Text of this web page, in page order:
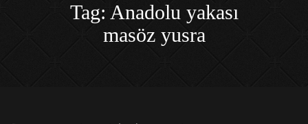
Tag: Anadolu yakası
masöz yusra